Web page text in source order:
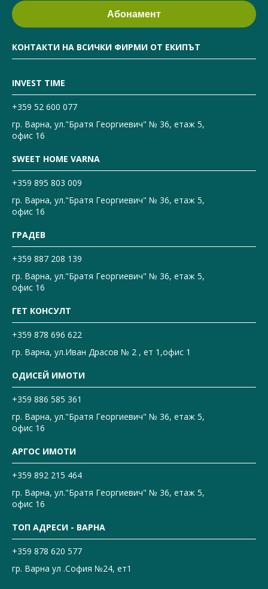
КОНТАКТИ НА ВСИЧКИ ФИРМИ ОТ ЕКИПЪТ
INVEST TIME
+359 52 600 077
гр. Варна, ул."Братя Георгиевич" № 36, етаж 5,
офис 16
SWEET HOME VARNA
+359 895 803 009
гр. Варна, ул."Братя Георгиевич" № 36, етаж 5,
офис 16
ГРАДЕВ
+359 887 208 139
гр. Варна, ул."Братя Георгиевич" № 36, етаж 5,
офис 16
ГЕТ КОНСУЛТ
+359 878 696 622
гр. Варна, ул.Иван Драсов № 2 , ет 1,офис 1
ОДИСЕЙ ИМОТИ
+359 886 585 361
гр. Варна, ул."Братя Георгиевич" № 36, етаж 5,
офис 16
АРГОС ИМОТИ
+359 892 215 464
гр. Варна, ул."Братя Георгиевич" № 36, етаж 5,
офис 16
ТОП АДРЕСИ - ВАРНА
+359 878 620 577
гр. Варна ул .София №24, ет1